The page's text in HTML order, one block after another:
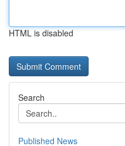
HTML is disabled
Search
Published News